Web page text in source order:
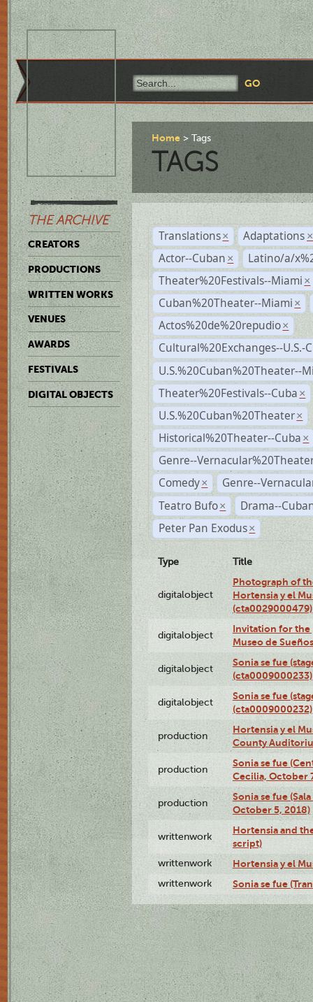
THE ARCHIVE
CREATORS
PRODUCTIONS
WRITTEN WORKS
VENUES
AWARDS
FESTIVALS
DIGITAL OBJECTS
Home Tags
TAGS
Translations × Adaptations ×
Actor--Cuban ×
Latino/a/
Theater%20Festivals--Miami ×
Cuban%20Theater--Miami ×
Actos%20de%20repudio ×
Cultural%20Exchanges--U.S.-
U.S.%20Cuban%20Theater--
Theater%20Festivals--Cuba ×
U.S.%20Cuban%20Theater ×
Historical%20Theater--Cuba ×
Genre--
Comedy ×
Genre--
Teatro Bufo ×
Drama--
Peter Pan Exodus ×
Type Title
digitalobject
Photograph of
Hortensia y el
(cta0029000479)
digitalobject
Invitation for the
Museo de
digitalobject
Sonia se fue
(cta0009000233)
digitalobject
Sonia se fue
(cta0009000232)
production
Hortensia y el
County
production
Sonia se fue
Cecilia, October
production
Sonia se fue
October 5, 2018)
writtenwork
Hortensia and
script)
writtenwork Hortensia y el
writtenwork Sonia se fue